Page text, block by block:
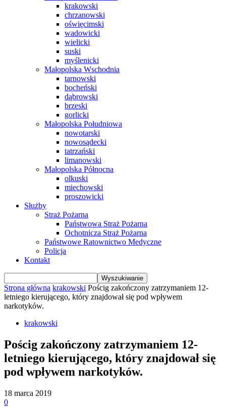
krakowski
chrzanowski
oświęcimski
wadowicki
wielicki
suski
myślenicki
Małopolska Wschodnia
tarnowski
bocheński
dąbrowski
brzeski
gorlicki
Małopolska Południowa
nowotarski
nowosądecki
tatrzański
limanowski
Małopolska Północna
olkuski
miechowski
proszowicki
Służby
Straż Pożarna
Państwowa Straż Pożarna
Ochotnicza Straż Pożarna
Państwowe Ratownictwo Medyczne
Policja
Kontakt
Strona główna krakowski Pościg zakończony zatrzymaniem 12-
letniego kierującego, który znajdował się pod wpływem
narkotyków.
krakowski
Pościg zakończony zatrzymaniem 12-
letniego kierującego, który znajdował się
pod wpływem narkotyków.
18 marca 2019
0